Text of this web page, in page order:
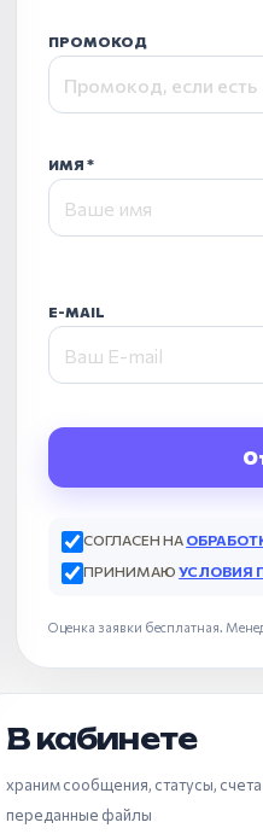
ПРОМОКОД
ИМЯ
E-MAIL
СОГЛАСЕН НА
ПРИНИМАЮУСЛОВИЯ
Оценка заявки бесплатная.
В кабинете
храним сообщения, статусы, счета
переданные файлы